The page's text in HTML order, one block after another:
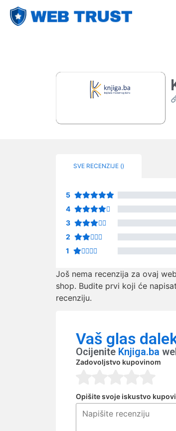
SVE RECENZIJE ()
5
4
3
2
1
Još nema recenzija za ovaj web
shop. Budite prvi koji će
recenziju.
Vaš glas
Ocijenite Knjiga.ba
Zadovoljstvo kupovinom
Opišite svoje iskustvo